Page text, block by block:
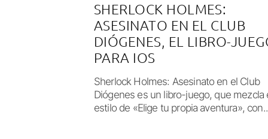
SHERLOCK HOLMES:
ASESINATO EN EL CLUB
DIÓGENES, EL LIBRO-
PARA IOS
Sherlock Holmes: Asesinato en el Club
Diógenes es un libro-juego, que mezcla
estilo de «Elige tu propia aventura»,